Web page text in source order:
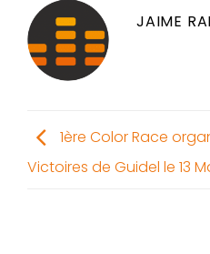
JAIME
1ère Color Race
Victoires de Guidel le 13